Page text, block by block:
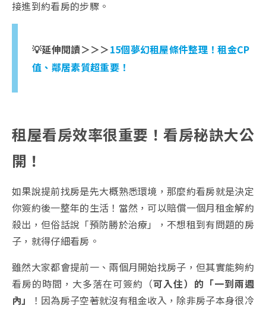
接進到約看房的步驟。
💡延伸閱讀＞＞＞15個夢幻租屋條件整理！租金CP
值、鄰居素質超重要！
租屋看房效率很重要！看房秘訣大公
開！
如果說提前找房是先大概熟悉環境，那麼約看房就是決定
你簽約後一整年的生活！當然，可以賠償一個月租金解約
殺出，但俗話說「預防勝於治療」，不想租到有問題的房
子，就得仔細看房。
雖然大家都會提前一、兩個月開始找房子，但其實能夠約
看房的時間，大多落在可簽約（可入住）的「一到兩週
內」
！因為房子空著就沒有租金收入，除非房子本身很冷